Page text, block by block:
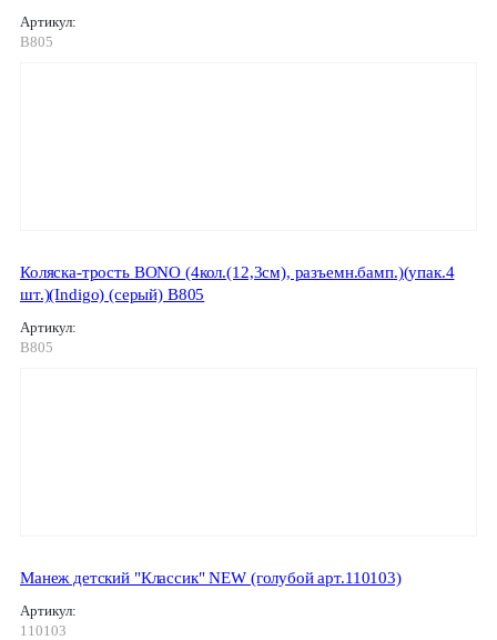
Артикул:
B805
Коляска-трость BONO (4кол.(12,3см), разъемн.бамп.)(упак.4
шт.)(Indigo) (серый) B805
Артикул:
B805
Манеж детский "Классик" NEW (голубой арт.110103)
Артикул:
110103